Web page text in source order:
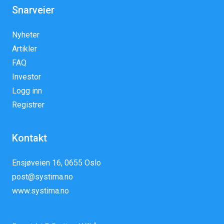
Snarveier
Nyheter
Artikler
FAQ
Investor
Logg inn
Registrer
Kontakt
Ensjøveien 16, 0655 Oslo
post@systima.no
www.systima.no